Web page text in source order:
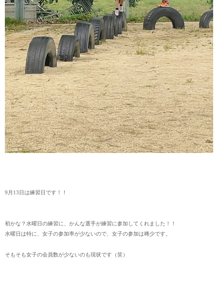
9月13日は練習日です！！
初かな？水曜日の練習に、かんな選手が練習に参加してくれました！！
水曜日は特に、女子の参加率が少ないので、女子の参加は稀少です。
そもそも女子の会員数が少ないのも現状です（笑）